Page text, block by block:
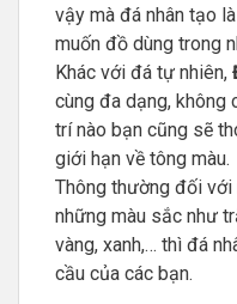
vậy mà đá nhân tạo
muốn đồ dùng trong
Khác với đá tự nhiên,
cùng đa dạng, không
trí nào bạn cũng sẽ
giới hạn về tông màu.
Thông thường đối với
những màu sắc như
vàng, xanh,… thì đá
cầu của các bạn.